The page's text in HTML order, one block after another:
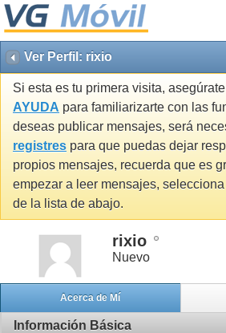
Ver Perfil: rixio
Si esta es tu primera visita,
AYUDA para familiarizarte con las
deseas publicar mensajes, será
registres para que puedas dejar
propios mensajes, recuerda que es
empezar a leer mensajes,
de la lista de abajo.
rixio
Nuevo
Acerca de Mí
Información Básica